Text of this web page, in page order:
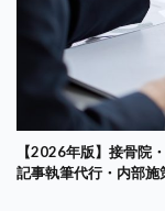
【2026年版】接骨院
記事執筆代行・内部